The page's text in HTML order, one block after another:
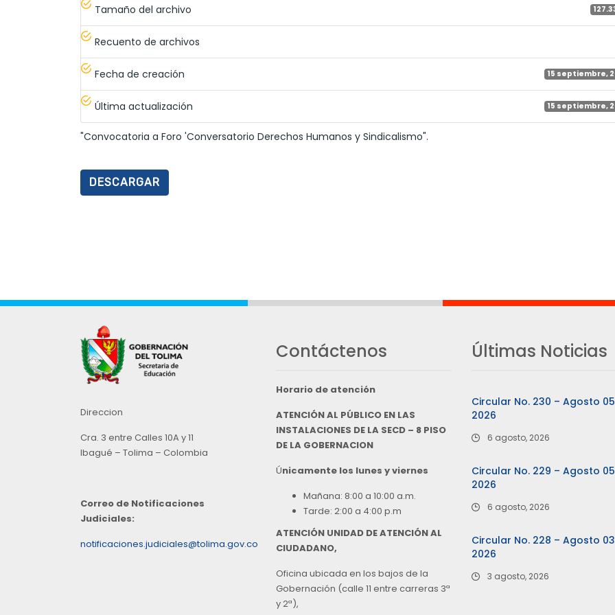
Tamaño del archivo
Recuento de archivos
Fecha de creación 15 septiembre,
Última actualización 15 septiembre,
"Convocatoria a Foro 'Conversatorio Derechos Humanos y Sindicalismo".
DESCARGAR
Direccion
Cra. 3 entre Calles 10A y 11
Ibagué – Tolima – Colombia
Correo de Notificaciones
Judiciales:
notificaciones.judiciales@tolima.gov.co
Contáctenos
Horario de atención
ATENCIÓN AL PÚBLICO EN LAS
INSTALACIONES DE LA SECD – 8 PISO
DE LA GOBERNACION
Únicamente los lunes y viernes
Mañana: 8:00 a 10:00 a.m.
Tarde: 2:00 a 4:00 p.m
ATENCIÓN UNIDAD DE ATENCIÓN AL
CIUDADANO,
Oficina ubicada en los bajos de la
Gobernación (calle 11 entre carreras 3ª
y 2ª),
Últimas Noticias
Circular No. 230 – Agosto
2026
6 agosto, 2026
Circular No. 229 – Agosto
2026
6 agosto, 2026
Circular No. 228 – Agosto
2026
3 agosto, 2026